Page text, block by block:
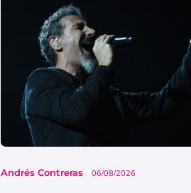
Andrés Contreras 06/08/2026